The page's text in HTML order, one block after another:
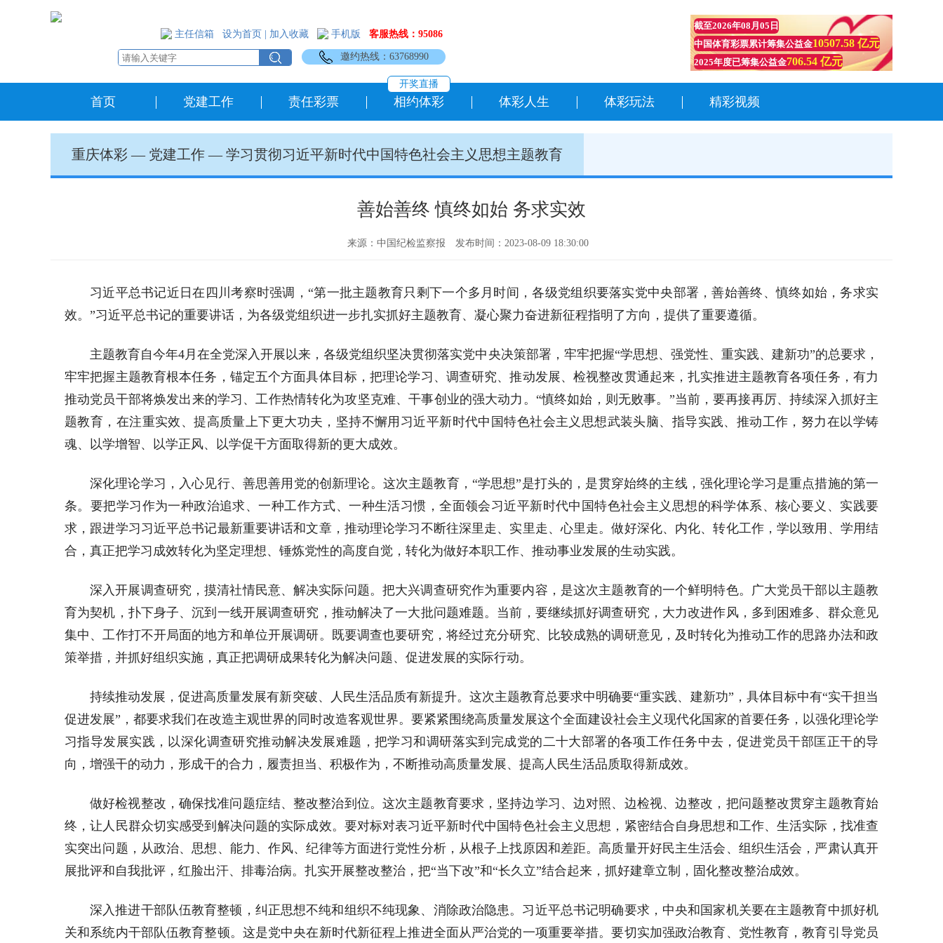
主任信箱 设为首页 加入收藏 手机版 客服热线：95086
邀约热线：63768990
截至2026年08月05日
中国体育彩票累计筹集公益金10507.58 亿元
2025年度已筹集公益金706.54 亿元
首页 党建工作 责任彩票 相约体彩
开奖直播
体彩人生 体彩玩法 精彩视频
重庆体彩— 党建工作—学习贯彻习近平新时代中国特色社会主义思想主题教育
善始善终 慎终如始 务求实效
来源：中国纪检监察报 发布时间：2023-08-09 18:30:00
习近平总书记近日在四川考察时强调，“第一批主题教育只剩下一个多月时间，各级党组织要落实党中央部署，善始善终、慎终如始，务求实
效。”习近平总书记的重要讲话，为各级党组织进一步扎实抓好主题教育、凝心聚力奋进新征程指明了方向，提供了重要遵循。
主题教育自今年4月在全党深入开展以来，各级党组织坚决贯彻落实党中央决策部署，牢牢把握“学思想、强党性、重实践、建新功”的总要求，
牢牢把握主题教育根本任务，锚定五个方面具体目标，把理论学习、调查研究、推动发展、检视整改贯通起来，扎实推进主题教育各项任务，有力
推动党员干部将焕发出来的学习、工作热情转化为攻坚克难、干事创业的强大动力。“慎终如始，则无败事。”当前，要再接再厉、持续深入抓好主
题教育，在注重实效、提高质量上下更大功夫，坚持不懈用习近平新时代中国特色社会主义思想武装头脑、指导实践、推动工作，努力在以学铸
魂、以学增智、以学正风、以学促干方面取得新的更大成效。
深化理论学习，入心见行、善思善用党的创新理论。这次主题教育，“学思想”是打头的，是贯穿始终的主线，强化理论学习是重点措施的第一
条。要把学习作为一种政治追求、一种工作方式、一种生活习惯，全面领会习近平新时代中国特色社会主义思想的科学体系、核心要义、实践要
求，跟进学习习近平总书记最新重要讲话和文章，推动理论学习不断往深里走、实里走、心里走。做好深化、内化、转化工作，学以致用、学用结
合，真正把学习成效转化为坚定理想、锤炼党性的高度自觉，转化为做好本职工作、推动事业发展的生动实践。
深入开展调查研究，摸清社情民意、解决实际问题。把大兴调查研究作为重要内容，是这次主题教育的一个鲜明特色。广大党员干部以主题教
育为契机，扑下身子、沉到一线开展调查研究，推动解决了一大批问题难题。当前，要继续抓好调查研究，大力改进作风，多到困难多、群众意见
集中、工作打不开局面的地方和单位开展调研。既要调查也要研究，将经过充分研究、比较成熟的调研意见，及时转化为推动工作的思路办法和政
策举措，并抓好组织实施，真正把调研成果转化为解决问题、促进发展的实际行动。
持续推动发展，促进高质量发展有新突破、人民生活品质有新提升。这次主题教育总要求中明确要“重实践、建新功”，具体目标中有“实干担当
促进发展”，都要求我们在改造主观世界的同时改造客观世界。要紧紧围绕高质量发展这个全面建设社会主义现代化国家的首要任务，以强化理论学
习指导发展实践，以深化调查研究推动解决发展难题，把学习和调研落实到完成党的二十大部署的各项工作任务中去，促进党员干部匡正干的导
向，增强干的动力，形成干的合力，履责担当、积极作为，不断推动高质量发展、提高人民生活品质取得新成效。
做好检视整改，确保找准问题症结、整改整治到位。这次主题教育要求，坚持边学习、边对照、边检视、边整改，把问题整改贯穿主题教育始
终，让人民群众切实感受到解决问题的实际成效。要对标对表习近平新时代中国特色社会主义思想，紧密结合自身思想和工作、生活实际，找准查
实突出问题，从政治、思想、能力、作风、纪律等方面进行党性分析，从根子上找原因和差距。高质量开好民主生活会、组织生活会，严肃认真开
展批评和自我批评，红脸出汗、排毒治病。扎实开展整改整治，把“当下改”和“长久立”结合起来，抓好建章立制，固化整改整治成效。
深入推进干部队伍教育整顿，纠正思想不纯和组织不纯现象、消除政治隐患。习近平总书记明确要求，中央和国家机关要在主题教育中抓好机
关和系统内干部队伍教育整顿。这是党中央在新时代新征程上推进全面从严治党的一项重要举措。要切实加强政治教育、党性教育，教育引导党员